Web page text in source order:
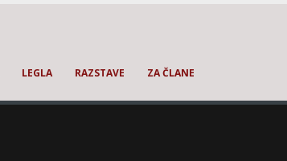
LEGLA RAZSTAVE ZA ČLANE